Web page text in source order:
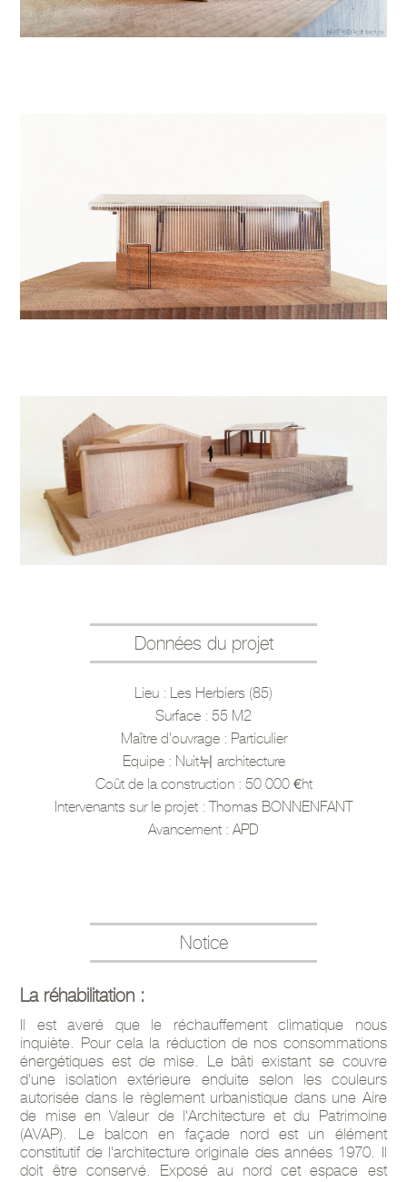
Données du projet
Lieu : Les Herbiers (85)
Surface : 55 M2
Maître d’ouvrage : Particulier
Equipe : Nuit뉘 architecture
Coût de la construction : 50 000 €ht
Intervenants sur le projet : Thomas BONNENFANT
Avancement : APD
Notice
La réhabilitation :
Il est averé que le réchauffement climatique nous
inquiète. Pour cela la réduction de nos consommations
énergétiques est de mise. Le bâti existant se couvre
d'une isolation extérieure enduite selon les couleurs
autorisée dans le règlement urbanistique dans une Aire
de mise en Valeur de l'Architecture et du Patrimoine
(AVAP). Le balcon en façade nord est un élément
constitutif de l'architecture originale des années 1970. Il
doit être conservé. Exposé au nord cet espace est